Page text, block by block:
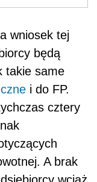
wniosek tej
będą
takie same
i do FP.
cztery
A brak